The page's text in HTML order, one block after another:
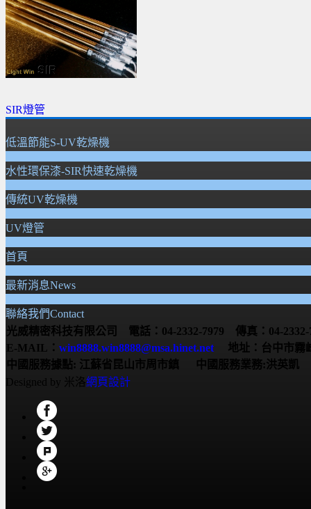
SIR燈管
低溫節能S-UV乾燥機
水性環保漆-SIR快速乾燥機
傳統UV乾燥機
UV燈管
首頁
最新消息News
聯絡我們Contact
光威精密科技有限公司 電話：04-2332-7979 傳真：04-2332-
E-MAIL： win8888.win8888@msa.hinet.net 地址：台中市霧
中國服務據點: 江蘇省昆山市周市鎮
中國服務業務:洪英凱
Designed by 米洛網頁設計